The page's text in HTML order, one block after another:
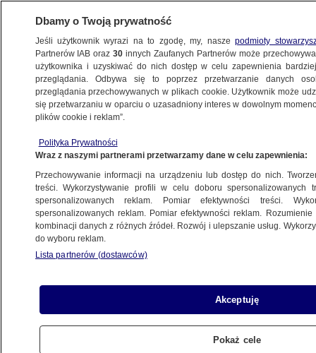
BIZNES
Z KRAJU
24.06.2013, 11:03
Udostępnij
Dbamy o Twoją prywatność
Jeśli użytkownik wyrazi na to zgodę, my, naszepodmioty
Partnerów IAB oraz30 innych Zaufanych Partnerów może
użytkownika i uzyskiwać do nich dostęp w celu zapewnienia
przeglądania. Odbywa się to poprzez przetwarzanie danych
przeglądania przechowywanych w plikach cookie. Użytkownik może
się przetwarzaniu w oparciu o uzasadniony interes w dowolnym
plików cookie i reklam”.
Polityka Prywatności
Wraz z naszymi partnerami przetwarzamy dane w celu zapewnienia:
Przechowywanie informacji na urządzeniu lub dostęp do nich.
treści. Wykorzystywanie profili w celu doboru spersonalizowanych
spersonalizowanych reklam. Pomiar efektywności treści.
spersonalizowanych reklam. Pomiar efektywności reklam.
kombinacji danych z różnych źródeł. Rozwój i ulepszanie usług.
do wyboru reklam.
Lista partnerów (dostawców)
Akceptuję
Pokaż cele